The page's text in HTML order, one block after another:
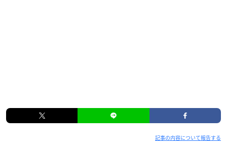
記事の内容について報告する